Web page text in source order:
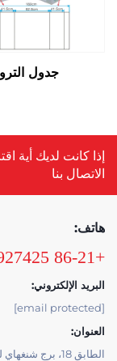
جدول
إذا كانت لديك أية
الاتصال بنا
هاتف:
+86-21 33927425
البريد الإلكتروني:
[email protected]
العنوان: